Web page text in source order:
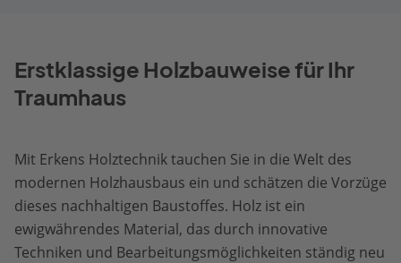
Erstklassige Holzbauweise für Ihr
Traumhaus
Mit Erkens Holztechnik tauchen Sie in die Welt des
modernen Holzhausbaus ein und schätzen die Vorzüge
dieses nachhaltigen Baustoffes. Holz ist ein
ewigwährendes Material, das durch innovative
Techniken und Bearbeitungsmöglichkeiten ständig neu